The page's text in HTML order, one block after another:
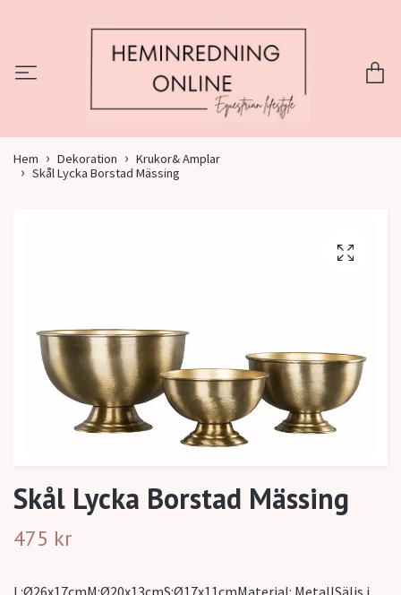
Hem Dekoration
Krukor& Amplar
Skål Lycka Borstad Mässing
Skål Lycka Borstad Mässing
475 kr
L:Ø26x17cmM:Ø20x13cmS:Ø17x11cmMaterial: MetallSäljs i